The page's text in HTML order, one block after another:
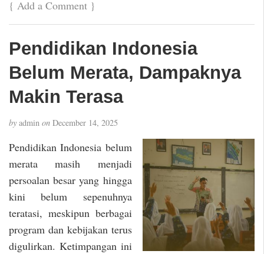
{ Add a Comment }
Pendidikan Indonesia
Belum Merata, Dampaknya
Makin Terasa
by admin on December 14, 2025
Pendidikan Indonesia belum
merata masih menjadi
persoalan besar yang hingga
kini belum sepenuhnya
teratasi, meskipun berbagai
program dan kebijakan terus
digulirkan. Ketimpangan ini